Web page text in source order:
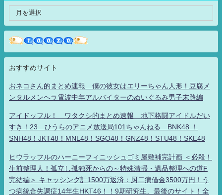
おすすめサイト
おネコさん的まとめ速報 僕の彼女はエリーちゃん人形！豆腐メ
ンタルメンヘラ電波中年アルバイターのぬいぐるみ男子末路編
アイドッフル！ ワタクシ的まとめ速報 地下格闘アイドルだい
すき！23 ひうらのアニメ放送局101ちゃんねる BNK48 ！
SNH48！JKT48！MNL48！SGO48！GNZ48！STU48！SKE48
ヒウラッフルのハーニーフィニッシュゴミ屋敷補完計画 ＜必殺！
生前整理人！孤立し孤独死からの～特殊清掃・遺品整理への道F
完結編＞ キャッシング計1500万返済：厨二病借金3500万円！う
つ病統合失調症14年生HKT46！！9期研究生、最後のサイト！全